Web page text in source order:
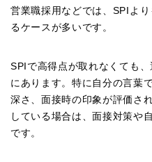
営業職採用などでは、SPIよ
るケースが多いです。
SPIで高得点が取れなくても
にあります。特に自分の言葉
深さ、面接時の印象が評価さ
している場合は、面接対策や
です。